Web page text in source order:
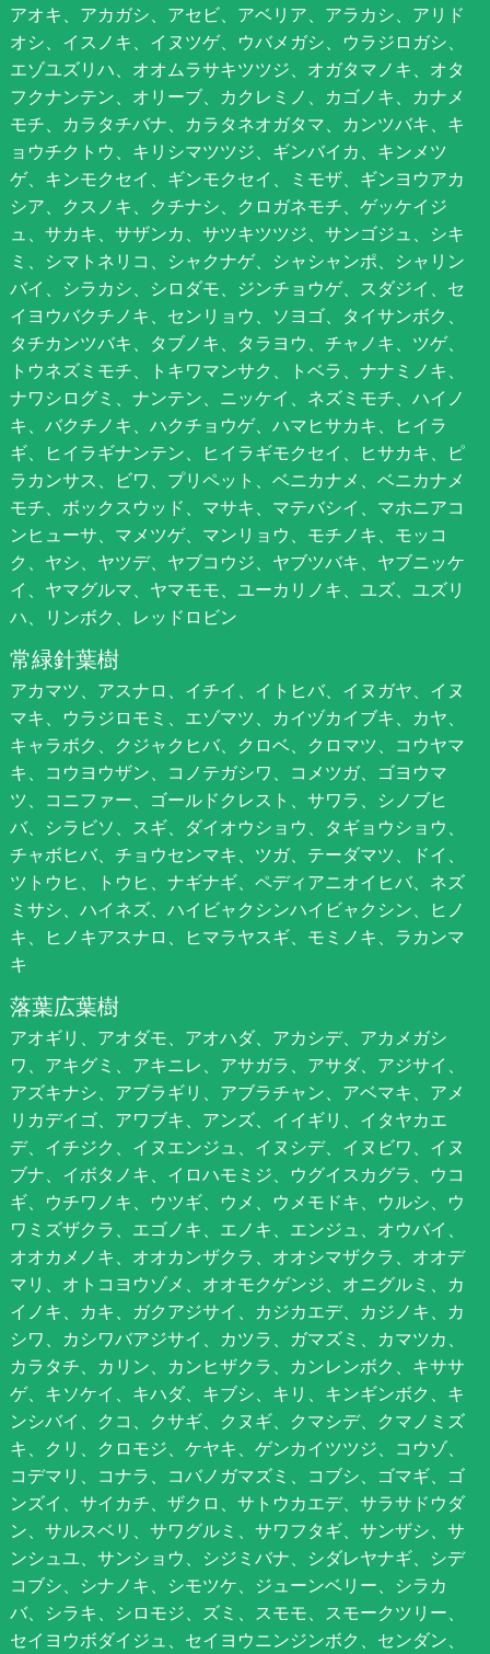
アオキ、アカガシ、アセビ、アベリア、アラカシ、アリド
オシ、イスノキ、イヌツゲ、ウバメガシ、ウラジロガシ、
エゾユズリハ、オオムラサキツツジ、オガタマノキ、オタ
フクナンテン、オリーブ、カクレミノ、カゴノキ、カナメ
モチ、カラタチバナ、カラタネオガタマ、カンツバキ、キ
ョウチクトウ、キリシマツツジ、ギンバイカ、キンメツ
ゲ、キンモクセイ、ギンモクセイ、ミモザ、ギンヨウアカ
シア、クスノキ、クチナシ、クロガネモチ、ゲッケイジ
ュ、サカキ、サザンカ、サツキツツジ、サンゴジュ、シキ
ミ、シマトネリコ、シャクナゲ、シャシャンポ、シャリン
バイ、シラカシ、シロダモ、ジンチョウゲ、スダジイ、セ
イヨウバクチノキ、センリョウ、ソヨゴ、タイサンボク、
タチカンツバキ、タブノキ、タラヨウ、チャノキ、ツゲ、
トウネズミモチ、トキワマンサク、トベラ、ナナミノキ、
ナワシログミ、ナンテン、ニッケイ、ネズミモチ、ハイノ
キ、バクチノキ、ハクチョウゲ、ハマヒサカキ、ヒイラ
ギ、ヒイラギナンテン、ヒイラギモクセイ、ヒサカキ、ピ
ラカンサス、ビワ、プリペット、ベニカナメ、ベニカナメ
モチ、ボックスウッド、マサキ、マテバシイ、マホニアコ
ンヒューサ、マメツゲ、マンリョウ、モチノキ、モッコ
ク、ヤシ、ヤツデ、ヤブコウジ、ヤブツバキ、ヤブニッケ
イ、ヤマグルマ、ヤマモモ、ユーカリノキ、ユズ、ユズリ
ハ、リンボク、レッドロビン
常緑針葉樹
アカマツ、アスナロ、イチイ、イトヒバ、イヌガヤ、イヌ
マキ、ウラジロモミ、エゾマツ、カイヅカイブキ、カヤ、
キャラボク、クジャクヒバ、クロベ、クロマツ、コウヤマ
キ、コウヨウザン、コノテガシワ、コメツガ、ゴヨウマ
ツ、コニファー、ゴールドクレスト、サワラ、シノブヒ
バ、シラビソ、スギ、ダイオウショウ、タギョウショウ、
チャボヒバ、チョウセンマキ、ツガ、テーダマツ、ドイ、
ツトウヒ、トウヒ、ナギナギ、ペディアニオイヒバ、ネズ
ミサシ、ハイネズ、ハイビャクシンハイビャクシン、ヒノ
キ、ヒノキアスナロ、ヒマラヤスギ、モミノキ、ラカンマ
キ
落葉広葉樹
アオギリ、アオダモ、アオハダ、アカシデ、アカメガシ
ワ、アキグミ、アキニレ、アサガラ、アサダ、アジサイ、
アズキナシ、アブラギリ、アブラチャン、アベマキ、アメ
リカデイゴ、アワブキ、アンズ、イイギリ、イタヤカエ
デ、イチジク、イヌエンジュ、イヌシデ、イヌビワ、イヌ
ブナ、イボタノキ、イロハモミジ、ウグイスカグラ、ウコ
ギ、ウチワノキ、ウツギ、ウメ、ウメモドキ、ウルシ、ウ
ワミズザクラ、エゴノキ、エノキ、エンジュ、オウバイ、
オオカメノキ、オオカンザクラ、オオシマザクラ、オオデ
マリ、オトコヨウゾメ、オオモクゲンジ、オニグルミ、カ
イノキ、カキ、ガクアジサイ、カジカエデ、カジノキ、カ
シワ、カシワバアジサイ、カツラ、ガマズミ、カマツカ、
カラタチ、カリン、カンヒザクラ、カンレンボク、キササ
ゲ、キソケイ、キハダ、キブシ、キリ、キンギンボク、キ
ンシバイ、クコ、クサギ、クヌギ、クマシデ、クマノミズ
キ、クリ、クロモジ、ケヤキ、ゲンカイツツジ、コウゾ、
コデマリ、コナラ、コバノガマズミ、コブシ、ゴマギ、ゴ
ンズイ、サイカチ、ザクロ、サトウカエデ、サラサドウダ
ン、サルスベリ、サワグルミ、サワフタギ、サンザシ、サ
ンシュユ、サンショウ、シジミバナ、シダレヤナギ、シデ
コブシ、シナノキ、シモツケ、ジューンベリー、シラカ
バ、シラキ、シロモジ、ズミ、スモモ、スモークツリー、
セイヨウボダイジュ、セイヨウニンジンボク、センダン、